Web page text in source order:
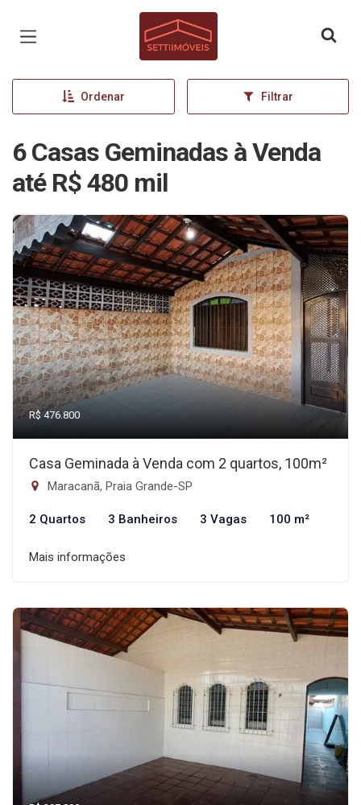
Página inicial
Ordenar Filtrar
6 Casas Geminadas à Venda
até R$ 480 mil
R$ 476.800
Casa Geminada à Venda com 2 quartos, 100m²
Maracanã, Praia Grande-SP
2 Quartos 3 Banheiros 3 Vagas 100 m²
Mais informações